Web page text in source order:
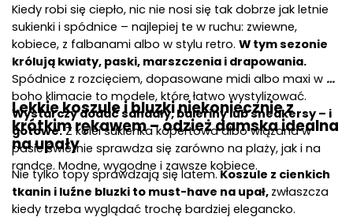
Kiedy robi się ciepło, nic nie nosi się tak dobrze jak letnie
sukienki i spódnice – najlepiej te w ruchu: zwiewne,
kobiece, z falbanami albo w stylu retro. W tym sezonie
Spódnice z rozcięciem, dopasowane midi albo maxi w
Wystarczy dodać sandały, baleriny lub sneakersy – i
gotowe. Z kolei sukienka kopertowa albo wiązana w
pasie świetnie sprawdza się zarówno na plaży, jak i na
randce. Modne, wygodne i zawsze kobiece.
Lekkie koszule i bluzki niekoniecznie z
krótkim rękawem – odzież damska idealna
na upały
Nie tylko topy sprawdzają się latem. Koszule z cienkich
tkanin i luźne bluzki to must-have na upał, zwłaszcza